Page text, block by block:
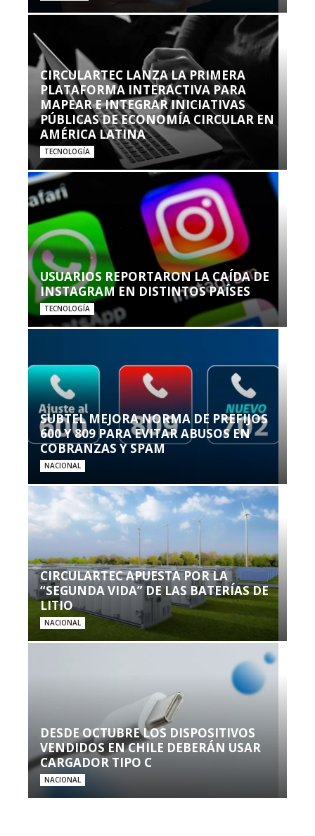
CIRCULARTEC LANZA LA PRIMERA
PLATAFORMA INTERACTIVA PARA
MAPEAR E INTEGRAR INICIATIVAS
PÚBLICAS DE ECONOMÍA CIRCULAR EN
AMÉRICA LATINA
TECNOLOGÍA
USUARIOS REPORTARON LA CAÍDA DE
INSTAGRAM EN DISTINTOS PAÍSES
TECNOLOGÍA
SUBTEL MEJORA NORMA DE PREFIJOS
600 Y 809 PARA EVITAR ABUSOS EN
COBRANZAS Y SPAM
NACIONAL
CIRCULARTEC APUESTA POR LA
“SEGUNDA VIDA” DE LAS BATERÍAS DE
LITIO
NACIONAL
DESDE OCTUBRE LOS DISPOSITIVOS
VENDIDOS EN CHILE DEBERÁN USAR
CARGADOR TIPO C
NACIONAL